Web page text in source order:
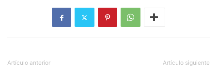
Artículo anterior Artículo siguiente